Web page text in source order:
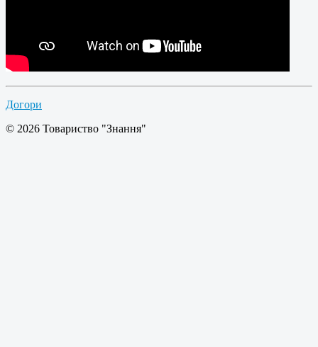
Догори
© 2026 Товариство "Знання"